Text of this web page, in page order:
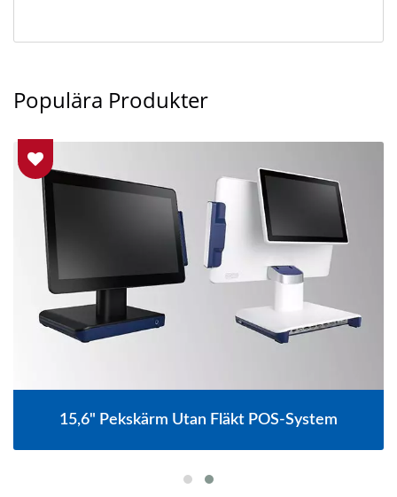
Populära Produkter
15,6" Pekskärm Utan Fläkt POS-System